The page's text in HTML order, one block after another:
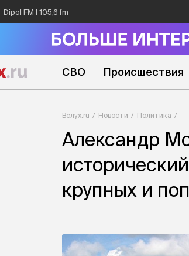
Dipol FM | 105,6 fm
СВО Происшествия
Вслух.ru Новости Политика
Александр
крупных и